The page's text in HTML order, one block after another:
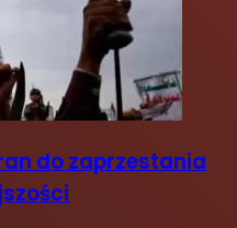
do zaprzestania